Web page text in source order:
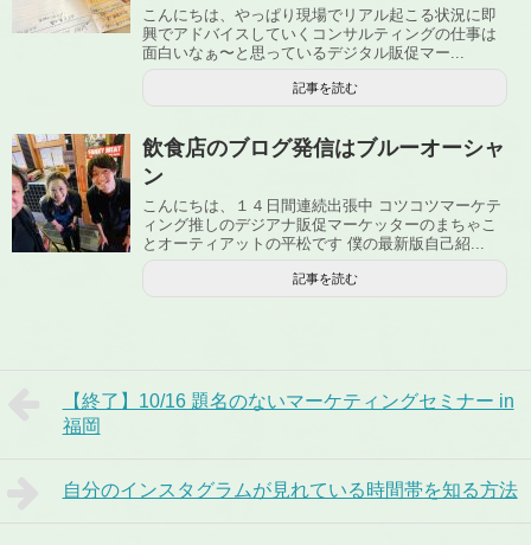
こんにちは、やっぱり現場でリアル起こる状況に即
興でアドバイスしていくコンサルティングの仕事は
面白いなぁ〜と思っているデジタル販促マー...
記事を読む
飲食店のブログ発信はブルーオーシャ
ン
こんにちは、１４日間連続出張中 コツコツマーケテ
ィング推しのデジアナ販促マーケッターのまちゃこ
とオーティアットの平松です 僕の最新版自己紹...
記事を読む
【終了】10/16 題名のないマーケティングセミナー in
福岡
自分のインスタグラムが見れている時間帯を知る方法